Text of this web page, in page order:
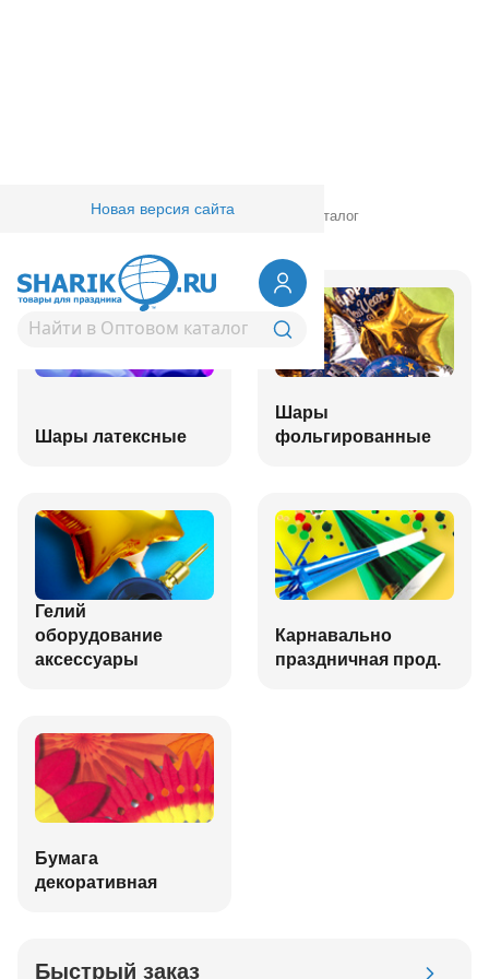
Новая версия сайта
Товары для праздника/ Оптовый каталог
Шары латексные
Шары
фольгированные
Гелий
оборудование
аксессуары
Карнавально
праздничная прод.
Бумага
декоративная
Быстрый заказ